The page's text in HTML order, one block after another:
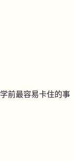
前最容易卡住的事